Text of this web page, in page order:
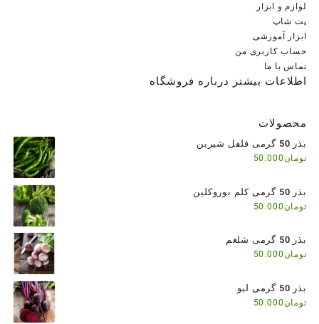
لوازم و ابزار
پت شاپ
ابزار آموزشی
حساب کاربری من
تماس با ما
اطلاعات بیشتر درباره فروشگاه
محصولات
بذر 50 گرمی فلفل شیرین
تومان50.000
بذر 50 گرمی کلم بوروکلین
تومان50.000
بذر 50 گرمی شلغم
تومان50.000
بذر 50 گرمی لبو
تومان50.000